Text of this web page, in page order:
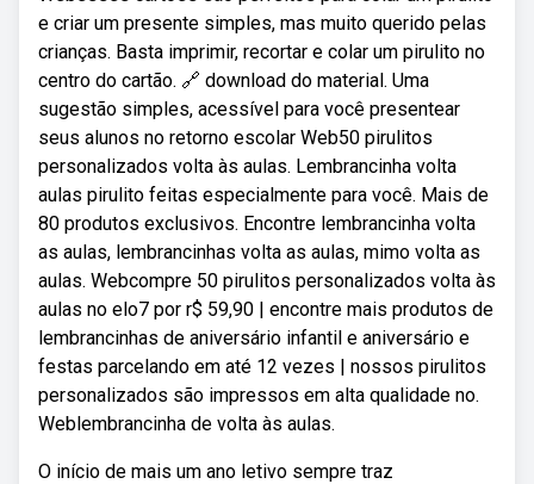
e criar um presente simples, mas muito querido pelas
crianças. Basta imprimir, recortar e colar um pirulito no
centro do cartão. 🔗 download do material. Uma
sugestão simples, acessível para você presentear
seus alunos no retorno escolar Web50 pirulitos
personalizados volta às aulas. Lembrancinha volta
aulas pirulito feitas especialmente para você. Mais de
80 produtos exclusivos. Encontre lembrancinha volta
as aulas, lembrancinhas volta as aulas, mimo volta as
aulas. Webcompre 50 pirulitos personalizados volta às
aulas no elo7 por r$ 59,90 | encontre mais produtos de
lembrancinhas de aniversário infantil e aniversário e
festas parcelando em até 12 vezes | nossos pirulitos
personalizados são impressos em alta qualidade no.
Weblembrancinha de volta às aulas.
O início de mais um ano letivo sempre traz